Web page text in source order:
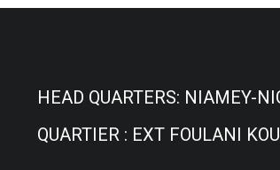
HEAD QUARTERS: NIAMEY-
QUARTIER : EXT FOULANI